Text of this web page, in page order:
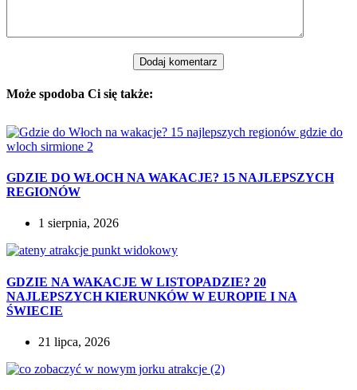
Dodaj komentarz
Może spodoba Ci się także:
GDZIE DO WŁOCH NA WAKACJE? 15 NAJLEPSZYCH
REGIONÓW
1 sierpnia, 2026
GDZIE NA WAKACJE W LISTOPADZIE? 20
NAJLEPSZYCH KIERUNKÓW W EUROPIE I NA
ŚWIECIE
21 lipca, 2026